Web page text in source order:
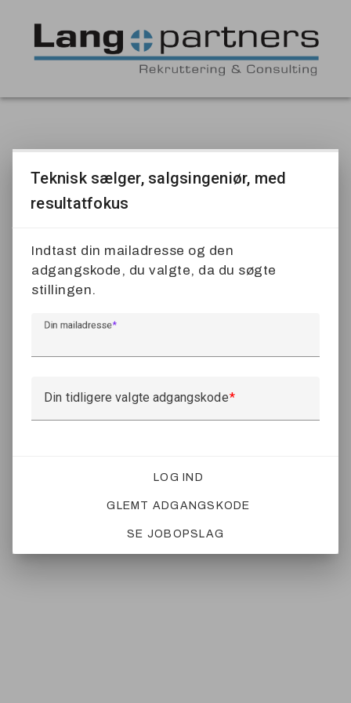
Teknisk sælger, salgsingeniør, med
resultatfokus
Indtast din mailadresse og den
adgangskode, du valgte, da du søgte
stillingen.
Din mailadresse
Din tidligere valgte adgangskode
SE JOBOPSLAG
GLEMT ADGANGSKODE
LOG IND